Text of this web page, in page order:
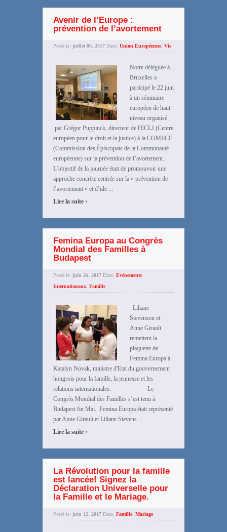
Avenir de l’Europe :
prévention de l’avortement
Posté le: juillet 06, 2017 Dans: Union Européenne, Vie
Notre déléguée à
Bruxelles a
participé le 22 juin
à un séminaire
européen de haut
niveau organisé
par Grégor Puppinck, directeur de l'ECLJ (Centre
européen pour le droit et la justice) à la COMECE
(Commission des Épiscopats de la Communauté
européenne) sur la prévention de l’avortement.
L’objectif de la journée était de promouvoir une
approche concrète centrée sur la « prévention de
l’avortement » et d’ide ...
Lire la suite ›
Femina Europa au Congrès
Mondial des Familles à
Budapest
Posté le: juin 26, 2017 Dans: Evènements
Internationaux, Famille
Liliane
Stevenson et
Anne Girault
remettent la
plaquette de
Femina Europa à
Katalyn Novak, ministre d'Etat du gouvernement
hongrois pour la famille, la jeunesse et les
relations internationales. Le
Congrès Mondial des Familles s’est tenu à
Budapest fin Mai. Femina Europa était représenté
par Anne Girault et Liliane Stevens ...
Lire la suite ›
La Révolution pour la famille
est lancée! Signez la
Déclaration Universelle pour
la Famille et le Mariage.
Posté le: juin 12, 2017 Dans: Famille, Mariage